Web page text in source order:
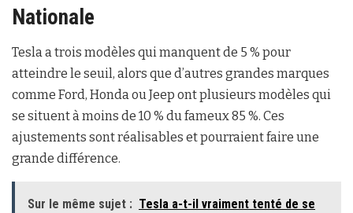
Nationale
Tesla a trois modèles qui manquent de 5 % pour
atteindre le seuil, alors que d’autres grandes marques
comme Ford, Honda ou Jeep ont plusieurs modèles qui
se situent à moins de 10 % du fameux 85 %. Ces
ajustements sont réalisables et pourraient faire une
grande différence.
Sur le même sujet : Tesla a-t-il vraiment tenté de se